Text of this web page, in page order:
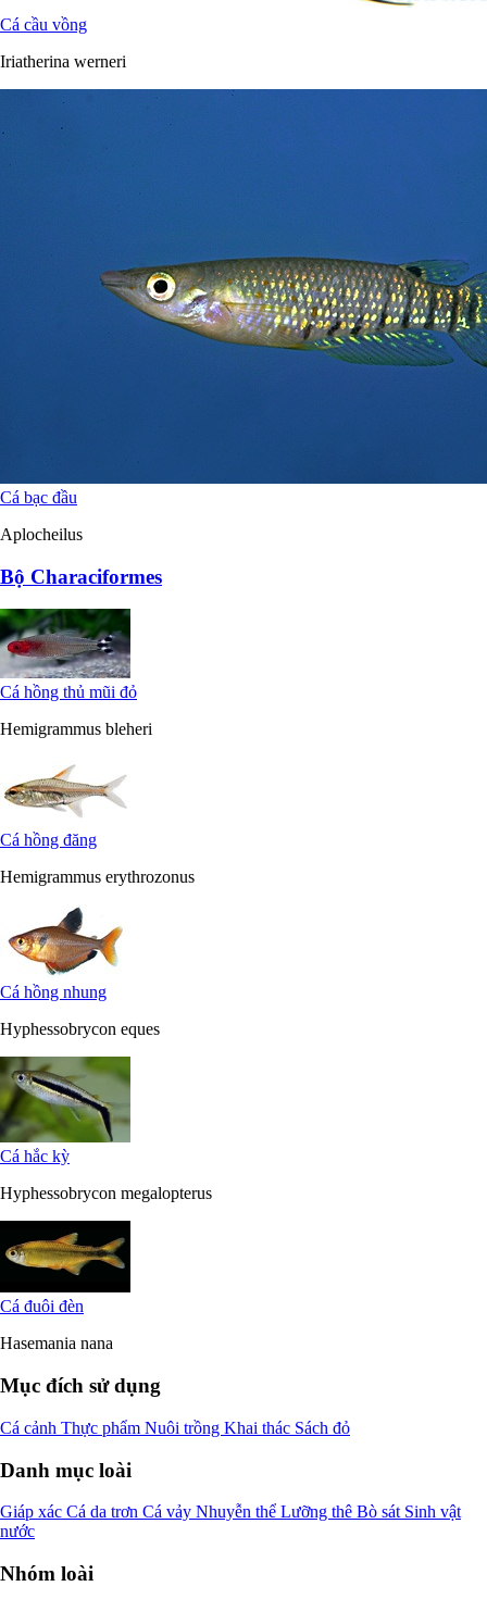
Cá cầu vồng
Iriatherina werneri
Cá bạc đầu
Aplocheilus
Bộ Characiformes
Cá hồng thủ mũi đỏ
Hemigrammus bleheri
Cá hồng đăng
Hemigrammus erythrozonus
Cá hồng nhung
Hyphessobrycon eques
Cá hắc kỳ
Hyphessobrycon megalopterus
Cá đuôi đèn
Hasemania nana
Mục đích sử dụng
Cá cảnh Thực phẩm Nuôi trồng Khai thác Sách đỏ
Danh mục loài
Giáp xác Cá da trơn Cá vảy Nhuyễn thể Lưỡng thê Bò sát Sinh vật
nước
Nhóm loài